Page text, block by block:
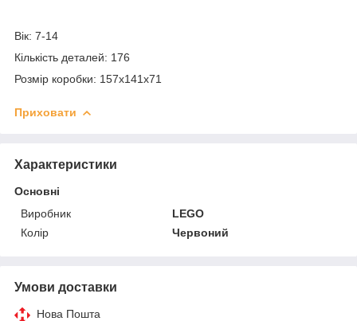
Вік: 7-14
Кількість деталей: 176
Розмір коробки: 157x141x71
Приховати
Характеристики
Основні
Виробник
LEGO
Колір
Червоний
Умови доставки
Нова Пошта